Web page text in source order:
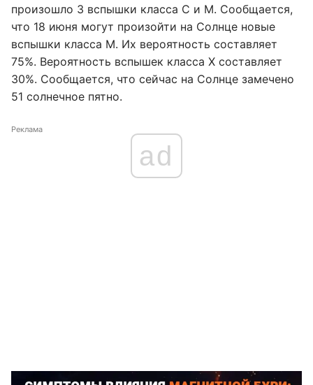
произошло 3 вспышки класса С и М. Сообщается,
что 18 июня могут произойти на Солнце новые
вспышки класса М. Их вероятность составляет
75%. Вероятность вспышек класса Х составляет
30%. Сообщается, что сейчас на Солнце замечено
51 солнечное пятно.
Реклама
ad